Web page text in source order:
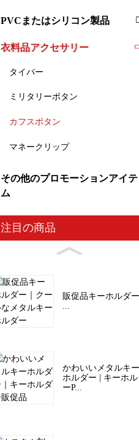
PVCまたはシリコン製品
衣料品アクセサリー
タイバー
ミリタリーボタン
カフスボタン
マネークリップ
その他のプロモーションアイテ
ム
注目の商品
販促品キーホルダー |
...
かわいいメタルキー
ホルダー | キーホ
ーP...